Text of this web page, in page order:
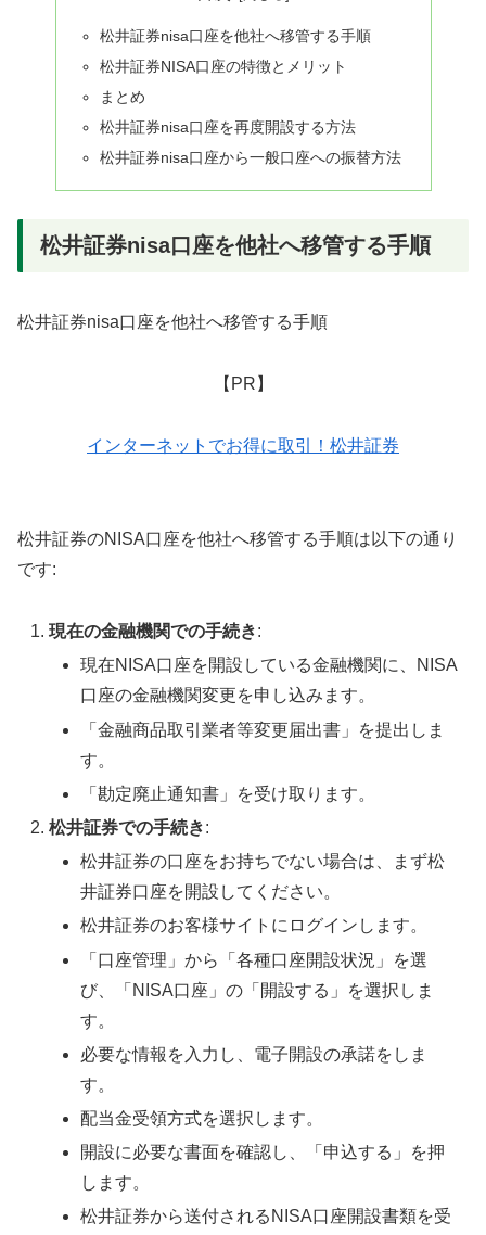
松井証券nisa口座を他社へ移管する手順
松井証券NISA口座の特徴とメリット
まとめ
松井証券nisa口座を再度開設する方法
松井証券nisa口座から一般口座への振替方法
松井証券nisa口座を他社へ移管する手順
松井証券nisa口座を他社へ移管する手順
【PR】
インターネットでお得に取引！松井証券
松井証券のNISA口座を他社へ移管する手順は以下の通り
です:
現在の金融機関での手続き:
現在NISA口座を開設している金融機関に、NISA
口座の金融機関変更を申し込みます。
「金融商品取引業者等変更届出書」を提出しま
す。
「勘定廃止通知書」を受け取ります。
松井証券での手続き:
松井証券の口座をお持ちでない場合は、まず松
井証券口座を開設してください。
松井証券のお客様サイトにログインします。
「口座管理」から「各種口座開設状況」を選
び、「NISA口座」の「開設する」を選択しま
す。
必要な情報を入力し、電子開設の承諾をしま
す。
配当金受領方式を選択します。
開設に必要な書面を確認し、「申込する」を押
します。
松井証券から送付されるNISA口座開設書類を受